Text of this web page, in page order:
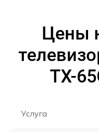
Цены
TX-
Услуга